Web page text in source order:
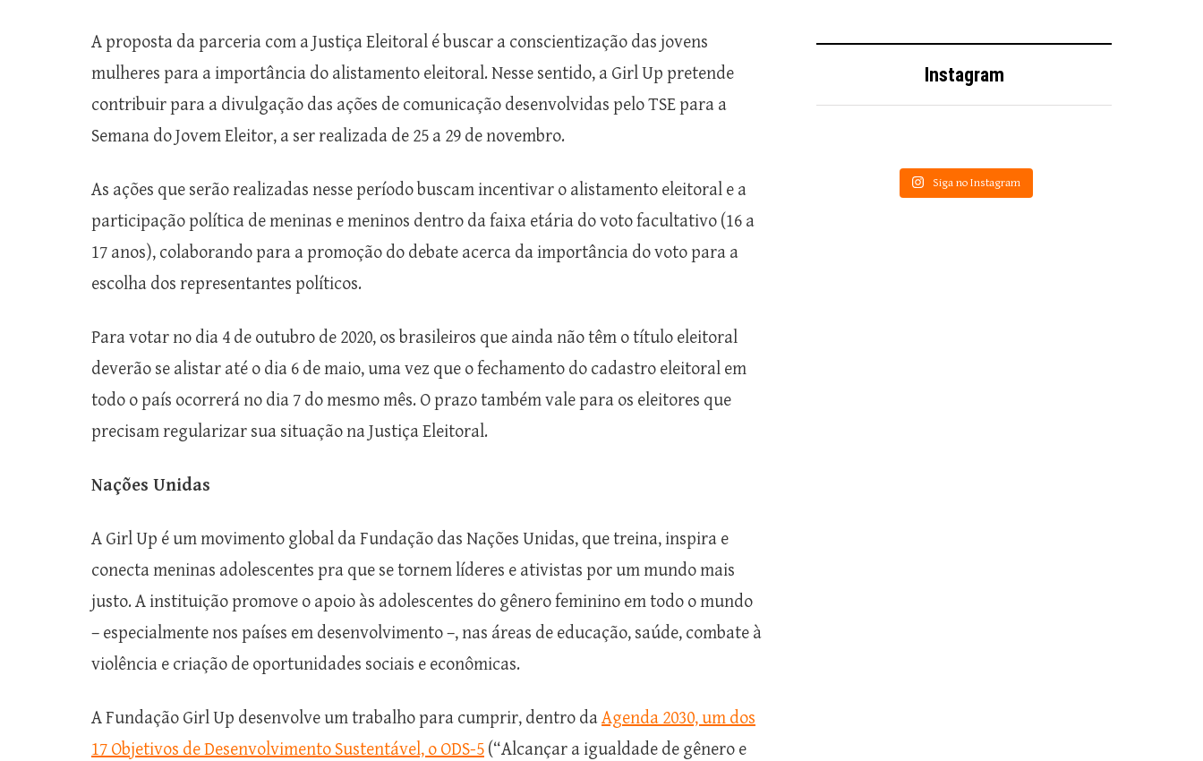
A proposta da parceria com a Justiça Eleitoral é buscar a conscientização das jovens
mulheres para a importância do alistamento eleitoral. Nesse sentido, a Girl Up pretende
contribuir para a divulgação das ações de comunicação desenvolvidas pelo TSE para a
Semana do Jovem Eleitor, a ser realizada de 25 a 29 de novembro.
As ações que serão realizadas nesse período buscam incentivar o alistamento eleitoral e a
participação política de meninas e meninos dentro da faixa etária do voto facultativo (16 a
17 anos), colaborando para a promoção do debate acerca da importância do voto para a
escolha dos representantes políticos.
Para votar no dia 4 de outubro de 2020, os brasileiros que ainda não têm o título eleitoral
deverão se alistar até o dia 6 de maio, uma vez que o fechamento do cadastro eleitoral em
todo o país ocorrerá no dia 7 do mesmo mês. O prazo também vale para os eleitores que
precisam regularizar sua situação na Justiça Eleitoral.
Nações Unidas
A Girl Up é um movimento global da Fundação das Nações Unidas, que treina, inspira e
conecta meninas adolescentes pra que se tornem líderes e ativistas por um mundo mais
justo. A instituição promove o apoio às adolescentes do gênero feminino em todo o mundo
– especialmente nos países em desenvolvimento –, nas áreas de educação, saúde, combate à
violência e criação de oportunidades sociais e econômicas.
A Fundação Girl Up desenvolve um trabalho para cumprir, dentro daAgenda 2030, um dos
17 Objetivos de Desenvolvimento Sustentável, o ODS-5 (“Alcançar a igualdade de gênero e
Instagram
Siga no Instagram